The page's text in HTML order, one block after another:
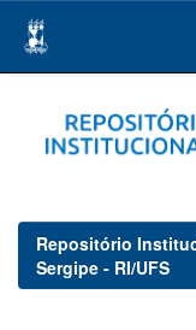
navigation
Repositório
Sergipe - RI/UFS